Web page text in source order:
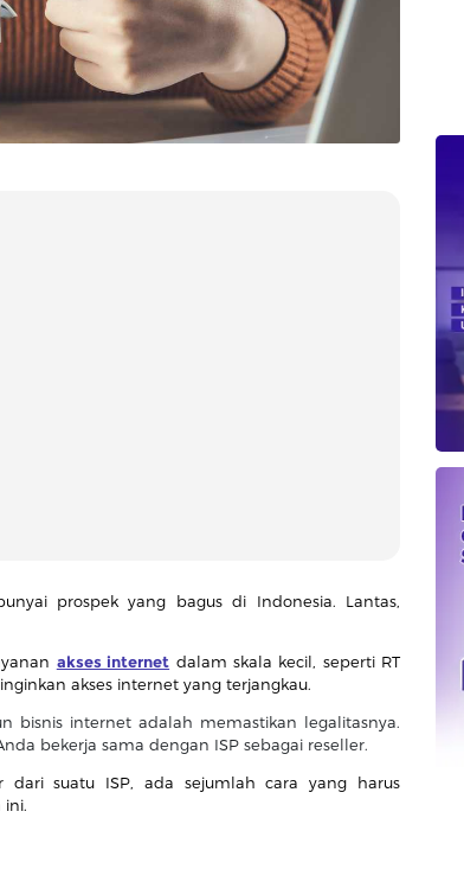
prospek yang bagus di Indonesia. Lantas,
akses internet dalam skala kecil, seperti RT
akses internet yang terjangkau.
internet adalah memastikan legalitasnya.
bekerja sama dengan ISP sebagai reseller.
suatu ISP, ada sejumlah cara yang harus
ini.